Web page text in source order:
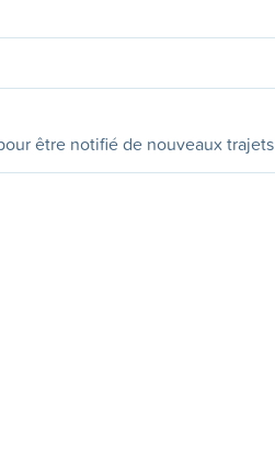
être notifié de nouveaux trajets